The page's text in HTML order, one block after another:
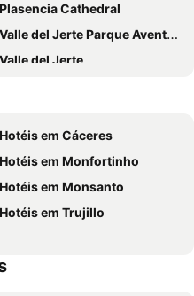
Plasencia Cathedral
Valle del Jerte Parque Aventura
Valle del Jerte
Meandro El Melero
Hotéis em Cáceres
Hotéis em Monfortinho
Hotéis em Monsanto
Hotéis em Trujillo